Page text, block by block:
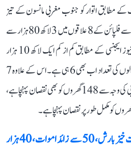
مطابق اتوار کو جنوب مغربی مانسون کے تیز
ہونے اور ’ٹراپیکل سائیکلون‘ کی وجہ سے فلپائن کے 8 علاقوں میں 3 لاکھ 80 ہزار سے
زائد لوگ متاثر ہوئے ہیں۔ فلپائن نیوز ایجنسی کے مطابق کم از کم ایک لاکھ 10 ہزار
خاندان متاثر ہوئے ہیں اور مرنے والوں کی تعداد اب بھی 6 ہی ہے۔ اس کے علاوہ 7
لوگ زخمی ہوئے ہیں۔ موسم کی خرابی کی وجہ سے 148 گھروں کو بھی نقصان پہنچا ہے،
گجرات میں ہلاکت خیز بارش، 50 سے زائد اموات، 40 ہزار